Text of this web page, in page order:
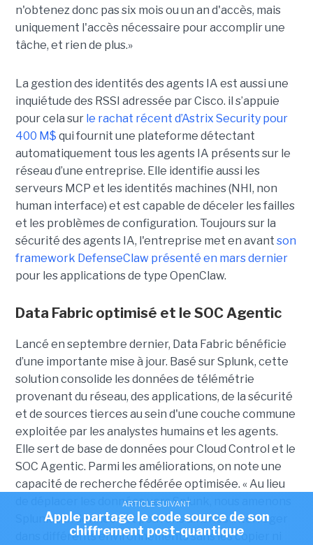
n'obtenez donc pas six mois ou un an d'accès, mais
uniquement l'accès nécessaire pour accomplir une
tâche, et rien de plus.»
La gestion des identités des agents IA est aussi une
inquiétude des RSSI adressée par Cisco. il s’appuie
pour cela sur le rachat récent d’Astrix Security pour
400 M$ qui fournit une plateforme détectant
automatiquement tous les agents IA présents sur le
réseau d’une entreprise. Elle identifie aussi les
serveurs MCP et les identités machines (NHI, non
human interface) et est capable de déceler les failles
et les problèmes de configuration. Toujours sur la
sécurité des agents IA, l'entreprise met en avant son
framework DefenseClaw présenté en mars dernier
pour les applications de type OpenClaw.
Data Fabric optimisé et le SOC Agentic
Lancé en septembre dernier, Data Fabric bénéficie
d’une importante mise à jour. Basé sur Splunk, cette
solution consolide les données de télémétrie
provenant du réseau, des applications, de la sécurité
et de sources tierces au sein d'une couche commune
exploitée par les analystes humains et les agents.
Elle sert de base de données pour Cloud Control et le
SOC Agentic. Parmi les améliorations, on note une
capacité de recherche fédérée optimisée. « Au lieu
de déplacer les données vers Splunk, nous amenons
Splunk aux données et pouvons ainsi les interroger
dans différents environnements sans les copier ni
ARTICLE SUIVANT
Apple partage le code source de son
chiffrement post-quantique